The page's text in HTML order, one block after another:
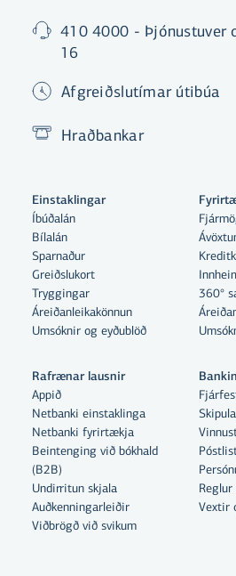
Með því að smella á
samþykkir þú notkun á
til þess að auka virkni
greina vefnotkun og
410 4000 - Þjónustuver
16
Afgreiðslutímar útibúa
Hraðbankar
Einstaklingar
Íbúðalán
Bílalán
Sparnaður
Greiðslukort
Tryggingar
Áreiðanleikakönnun
Umsóknir og eyðublöð
360°
Rafrænar lausnir
Appið
Netbanki einstaklinga
Netbanki fyrirtækja
Beintenging við bókhald
(B2B)
Undirritun skjala
Auðkenningarleiðir
Viðbrögð við svikum
Vextir